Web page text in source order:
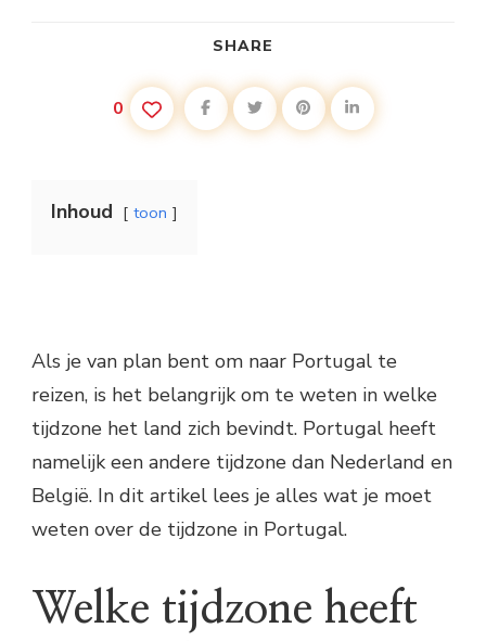
SHARE
0
Inhoud toon
Als je van plan bent om naar Portugal te
reizen, is het belangrijk om te weten in welke
tijdzone het land zich bevindt. Portugal heeft
namelijk een andere tijdzone dan Nederland en
België. In dit artikel lees je alles wat je moet
weten over de tijdzone in Portugal.
Welke tijdzone heeft